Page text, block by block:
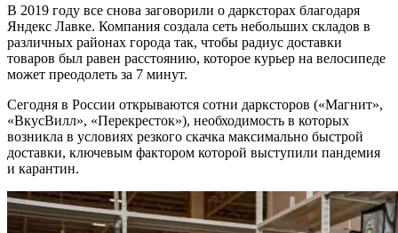
В 2019 году все снова заговорили о дарксторах благодаря
Яндекс Лавке. Компания создала сеть небольших складов в
различных районах города так, чтобы радиус доставки
товаров был равен расстоянию, которое курьер на велосипеде
может преодолеть за 7 минут.
Сегодня в России открываются сотни дарксторов («Магнит»,
«ВкусВилл», «Перекресток»), необходимость в которых
возникла в условиях резкого скачка максимально быстрой
доставки, ключевым фактором которой выступили пандемия
и карантин.